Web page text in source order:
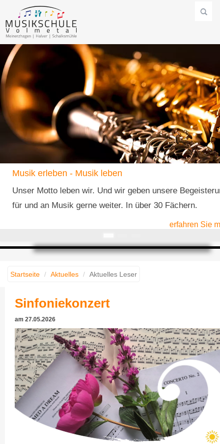
Musik erleben - Musik leben
Unser Motto leben wir. Und wir geben unsere
für und an Musik gerne weiter. In über 30 Fächern.
erfahren Sie
Startseite Aktuelles Aktuelles Leser
Sinfoniekonzert
am 27.05.2026